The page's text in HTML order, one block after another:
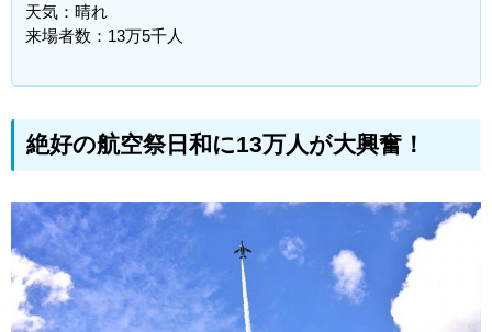
天気：晴れ
来場者数：13万5千人
絶好の航空祭日和に13万人が大興奮！